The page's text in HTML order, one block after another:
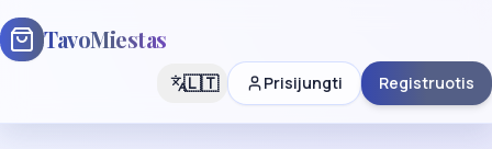
TavoMiestas
🇱🇹 Prisijungti Registruotis